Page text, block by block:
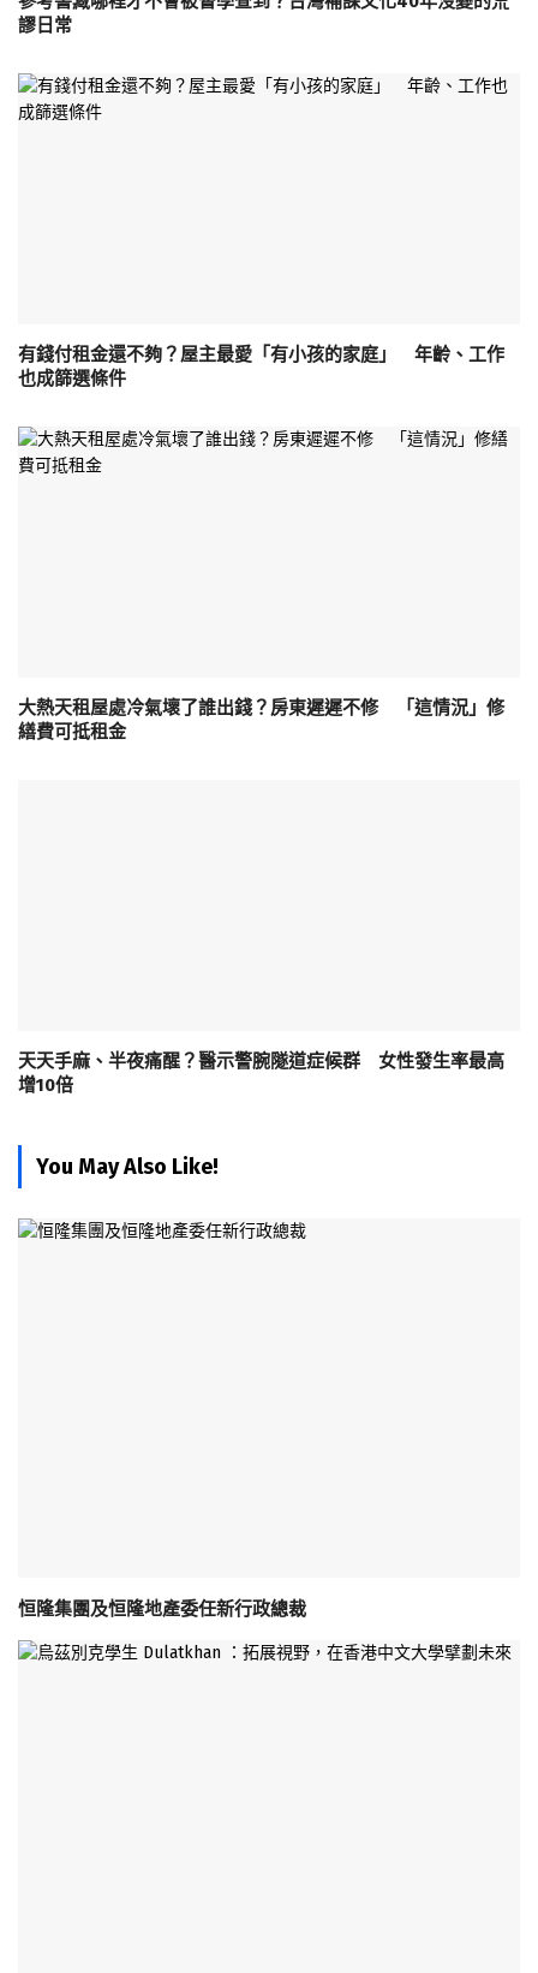
謬日常
有錢付租金還不夠？屋主最愛「有小孩的家庭」 年齡、工作
也成篩選條件
大熱天租屋處冷氣壞了誰出錢？房東遲遲不修 「這情況」修
繕費可抵租金
天天手麻、半夜痛醒？醫示警腕隧道症候群 女性發生率最高
增10倍
You May Also Like!
恒隆集團及恒隆地產委任新行政總裁